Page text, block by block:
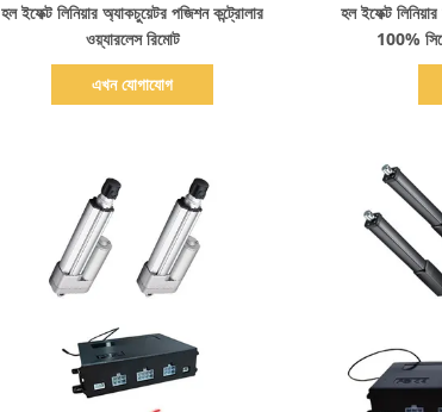
হল ইফেক্ট লিনিয়ার অ্যাকচুয়েটর পজিশন কন্ট্রোলার
ওয়্যারলেস রিমোট
এখন যোগাযোগ
হল ইফেক্ট
100%